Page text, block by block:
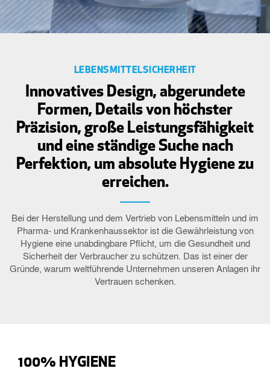
LEBENSMITTELSICHERHEIT
Innovatives Design, abgerundete
Formen, Details von höchster
Präzision, große Leistungsfähigkeit
und eine ständige Suche nach
Perfektion, um absolute Hygiene zu
erreichen.
Bei der Herstellung und dem Vertrieb von Lebensmitteln und im
Pharma- und Krankenhaussektor ist die Gewährleistung von
Hygiene eine unabdingbare Pflicht, um die Gesundheit und
Sicherheit der Verbraucher zu schützen. Das ist einer der
Gründe, warum weltführende Unternehmen unseren Anlagen ihr
Vertrauen schenken.
100% HYGIENE